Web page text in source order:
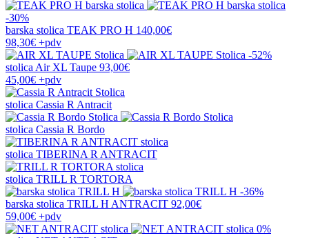
-30%
barska stolica TEAK PRO H 140,00€
98,30€ +pdv
-52%
stolicaAir XL Taupe 93,00€
45,00€ +pdv
stolica Cassia R Antracit
stolica Cassia R Bordo
stolica TIBERINA R ANTRACIT
stolica TRILL R TORTORA
-36%
barska stolica TRILL H ANTRACIT 92,00€
59,00€ +pdv
0%